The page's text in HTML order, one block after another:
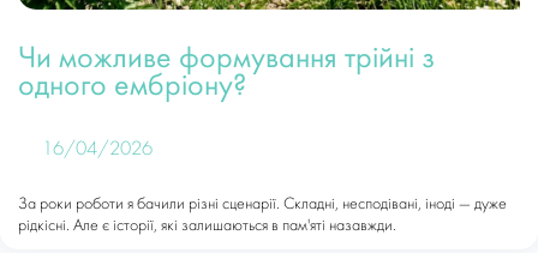
Чи можливе формування трійні з
одного ембріону?
16/04/2026
За роки роботи я бачили різні сценарії. Складні, несподівані, іноді — дуже
рідкісні. Але є історії, які залишаються в пам'яті назавжди.